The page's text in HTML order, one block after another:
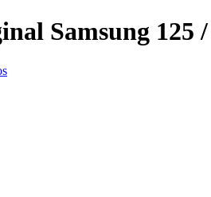
Samsung 125